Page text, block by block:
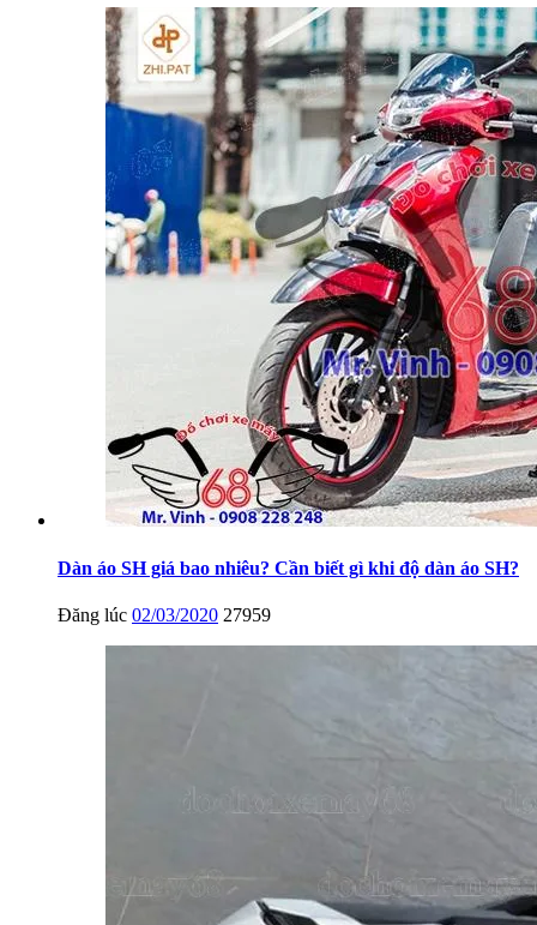
Dàn áo SH giá bao nhiêu? Cần biết gì khi độ dàn áo SH?
Đăng lúc 02/03/2020 27959